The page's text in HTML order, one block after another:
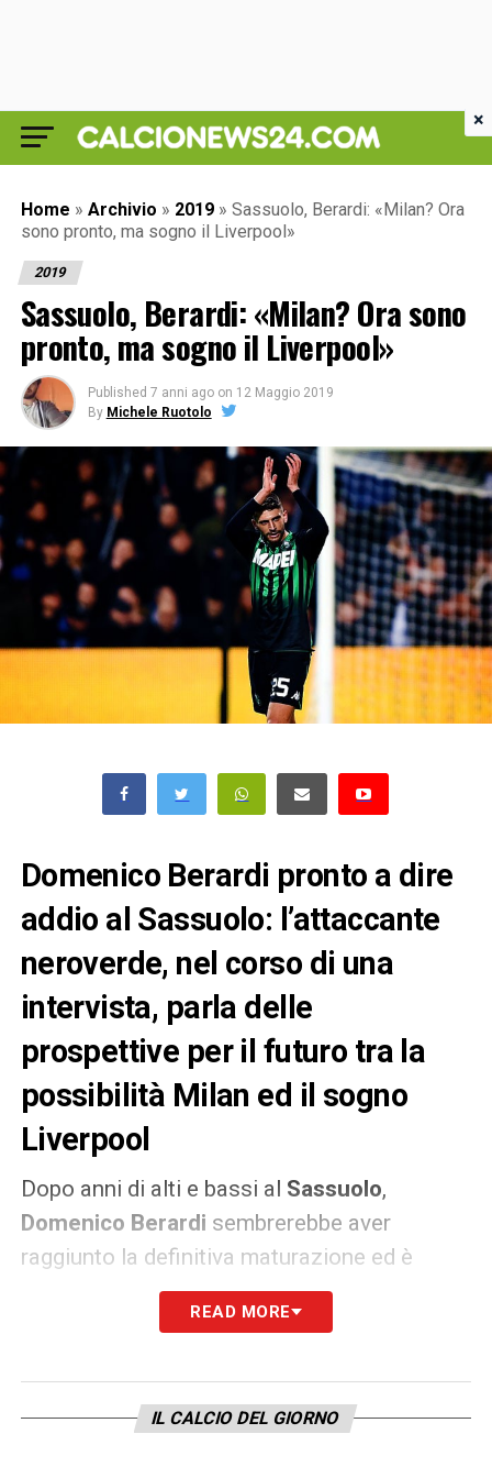
Home » Archivio » 2019 » Sassuolo, Berardi: «Milan? Ora
sono pronto, ma sogno il Liverpool»
2019
Sassuolo, Berardi: «Milan? Ora sono
pronto, ma sogno il Liverpool»
Published 7 anni ago on 12 Maggio 2019
By Michele Ruotolo
Domenico Berardi pronto a dire
addio al Sassuolo: l’attaccante
neroverde, nel corso di una
intervista, parla delle
prospettive per il futuro tra la
possibilità Milan ed il sogno
Liverpool
Dopo anni di alti e bassi al Sassuolo,
Domenico Berardi sembrerebbe aver
raggiunto la definitiva maturazione ed è
pronto a spiccare il volo. Ad ammetterlo lui
stesso stamane nel corso di una intervista a
emiliana al termine di una stagione tutto
READ MORE
IL CALCIO DEL GIORNO
×